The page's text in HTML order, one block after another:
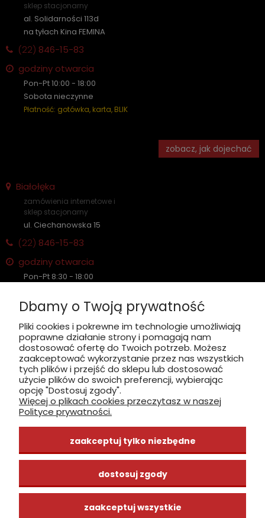
sklep stacjonarny
al. Solidarności 113d
na tyłach Kina FEMINA
(22) 846-15-83
godziny otwarcia
Pon-Pt 10:00 - 18:00
Sobota nieczynne
Płatność: gotówka, karta, BLIK
zobacz, jak dojechać
Białołęka
zamówienia internetowe i
sklep stacjonarny
ul. Ciechanowska 15
(22) 846-15-83
godziny otwarcia
Pon-Pt 8:30 - 18:00
Płatność: gotówka, karta, BLIK
zobacz, jak dojechać
INFORMACJE
ZAKUPY
CENTRUM WIEDZY
Dbamy o Twoją prywatność
Pliki cookies i pokrewne im technologie umożliwiają
poprawne działanie strony i pomagają nam
dostosować ofertę do Twoich potrzeb. Możesz
zaakceptować wykorzystanie przez nas wszystkich
tych plików i przejść do sklepu lub dostosować
użycie plików do swoich preferencji, wybierając
opcję "Dostosuj zgody".
Więcej o plikach cookies przeczytasz w naszej
Polityce prywatności.
zaakceptuj tylko niezbędne
dostosuj zgody
zaakceptuj wszystkie